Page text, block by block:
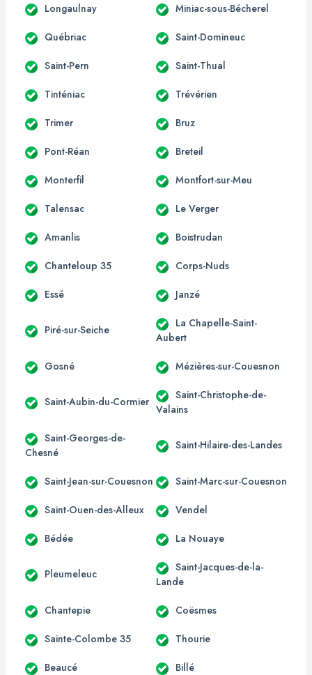
Longaulnay Miniac-sous-Bécherel
Québriac Saint-Domineuc
Saint-Pern Saint-Thual
Tinténiac Trévérien
Trimer Bruz
Pont-Réan Breteil
Monterfil Montfort-sur-Meu
Talensac Le Verger
Amanlis Boistrudan
Chanteloup 35 Corps-Nuds
Essé Janzé
Piré-sur-Seiche
La Chapelle-Saint-
Aubert
Gosné Mézières-sur-Couesnon
Saint-Aubin-du-Cormier
Saint-Christophe-de-
Valains
Saint-Georges-de-
Chesné
Saint-Hilaire-des-Landes
Saint-Jean-sur-Couesnon Saint-Marc-sur-Couesnon
Saint-Ouen-des-Alleux Vendel
Bédée La Nouaye
Pleumeleuc
Saint-Jacques-de-la-
Lande
Chantepie Coësmes
Sainte-Colombe 35 Thourie
Beaucé Billé